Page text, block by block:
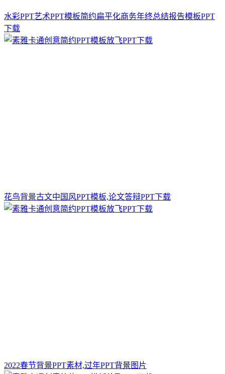
水彩PPT艺术PPT模板简约扁平化商务年终总结报告模板PPT
下载
花鸟背景古文中国风PPT模板,论文答辩PPT下载
2022春节背景PPT素材,过年PPT背景图片